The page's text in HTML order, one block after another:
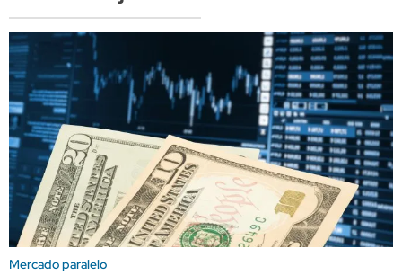
Mercado paralelo